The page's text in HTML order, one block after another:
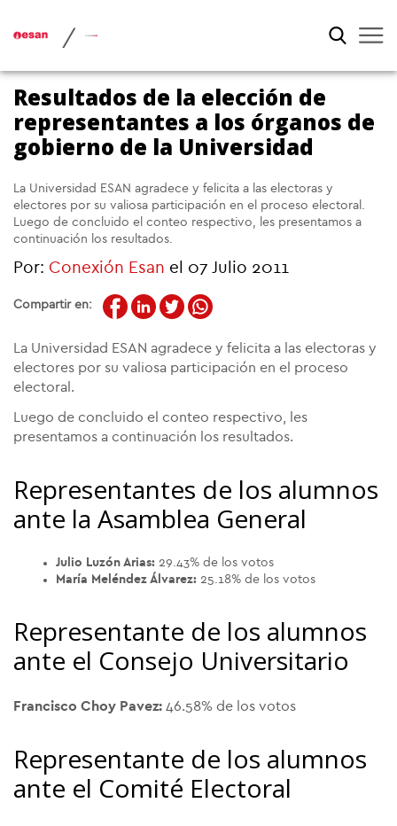
/
Resultados de la elección de
representantes a los órganos de
gobierno de la Universidad
La Universidad ESAN agradece y felicita a las electoras y
electores por su valiosa participación en el proceso electoral.
Luego de concluido el conteo respectivo, les presentamos a
continuación los resultados.
Por: Conexión Esan el 07 Julio 2011
Compartir en:
La Universidad ESAN agradece y felicita a las electoras y
electores por su valiosa participación en el proceso
electoral.
Luego de concluido el conteo respectivo, les
presentamos a continuación los resultados.
Representantes de los alumnos
ante la Asamblea General
Julio Luzón Arias: 29.43% de los votos
María Meléndez Álvarez: 25.18% de los votos
Representante de los alumnos
ante el Consejo Universitario
Francisco Choy Pavez: 46.58% de los votos
Representante de los alumnos
ante el Comité Electoral